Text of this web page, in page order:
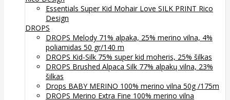
Essentials Super Kid Mohair Love SILK PRINT Rico
Design
DROPS
DROPS Melody 71% alpaka, 25% merino vilna, 4%
poliamidas 50 gr/140 m
DROPS Kid-Silk 75% super kid moheris, 25% šilkas
DROPS Brushed Alpaca Silk 77% alpakų vilna, 23%
šilkas
Drops BABY MERINO 100% merino vilna 50g /175m
DROPS Merino Extra Fine 100% merino vilna